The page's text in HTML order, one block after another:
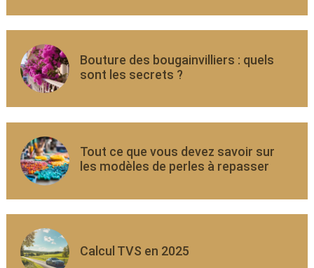
Bouture des bougainvilliers : quels
sont les secrets ?
Tout ce que vous devez savoir sur
les modèles de perles à repasser
Calcul TVS en 2025